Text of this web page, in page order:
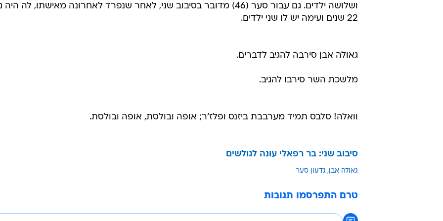
ושלושה ילדים. גם עבור סער (46) מדובר בסיבוב שני, לאחר שנפרד לאחרונה מאישתו, לה היה
22 שנים ועימה יש לו שני ילדים.
גאולה אבן סירבה להגיב לדברים.
מלשכת השר סירבו להגיב.
וואלה! סלבס תמיד מערבבת ביזנס ופלז'ר; אופה ובולסת, אופה ובולסת.
סיבוב שני: בר רפאלי עונה לגולשים
גאולה אבן גדעון סער
טרם התפרסמו תגובות